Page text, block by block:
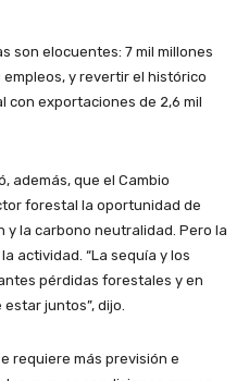
son elocuentes: 7 mil millones
y revertir el histórico
con exportaciones de 2,6 mil
además, que el Cambio
forestal la oportunidad de
y la carbono neutralidad. Pero la
actividad. “La sequía y los
pérdidas forestales y en
juntos”, dijo.
requiere más previsión e